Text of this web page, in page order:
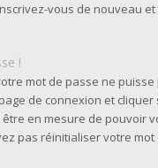
vous de nouveau
!
mot de passe ne
de connexion et cliquer
en mesure de pouvoir
pas réinitialiser votre